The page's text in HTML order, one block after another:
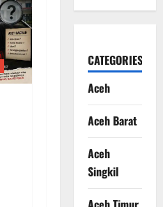
CATEGORIES
Aceh
Aceh Barat
Aceh
Singkil